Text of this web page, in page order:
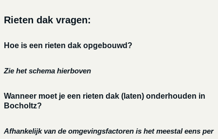
Rieten dak vragen:
Hoe is een rieten dak opgebouwd?
Zie het schema hierboven
Wanneer moet je een rieten dak (laten) onderhouden in
Bocholtz?
Afhankelijk van de omgevingsfactoren is het meestal eens per